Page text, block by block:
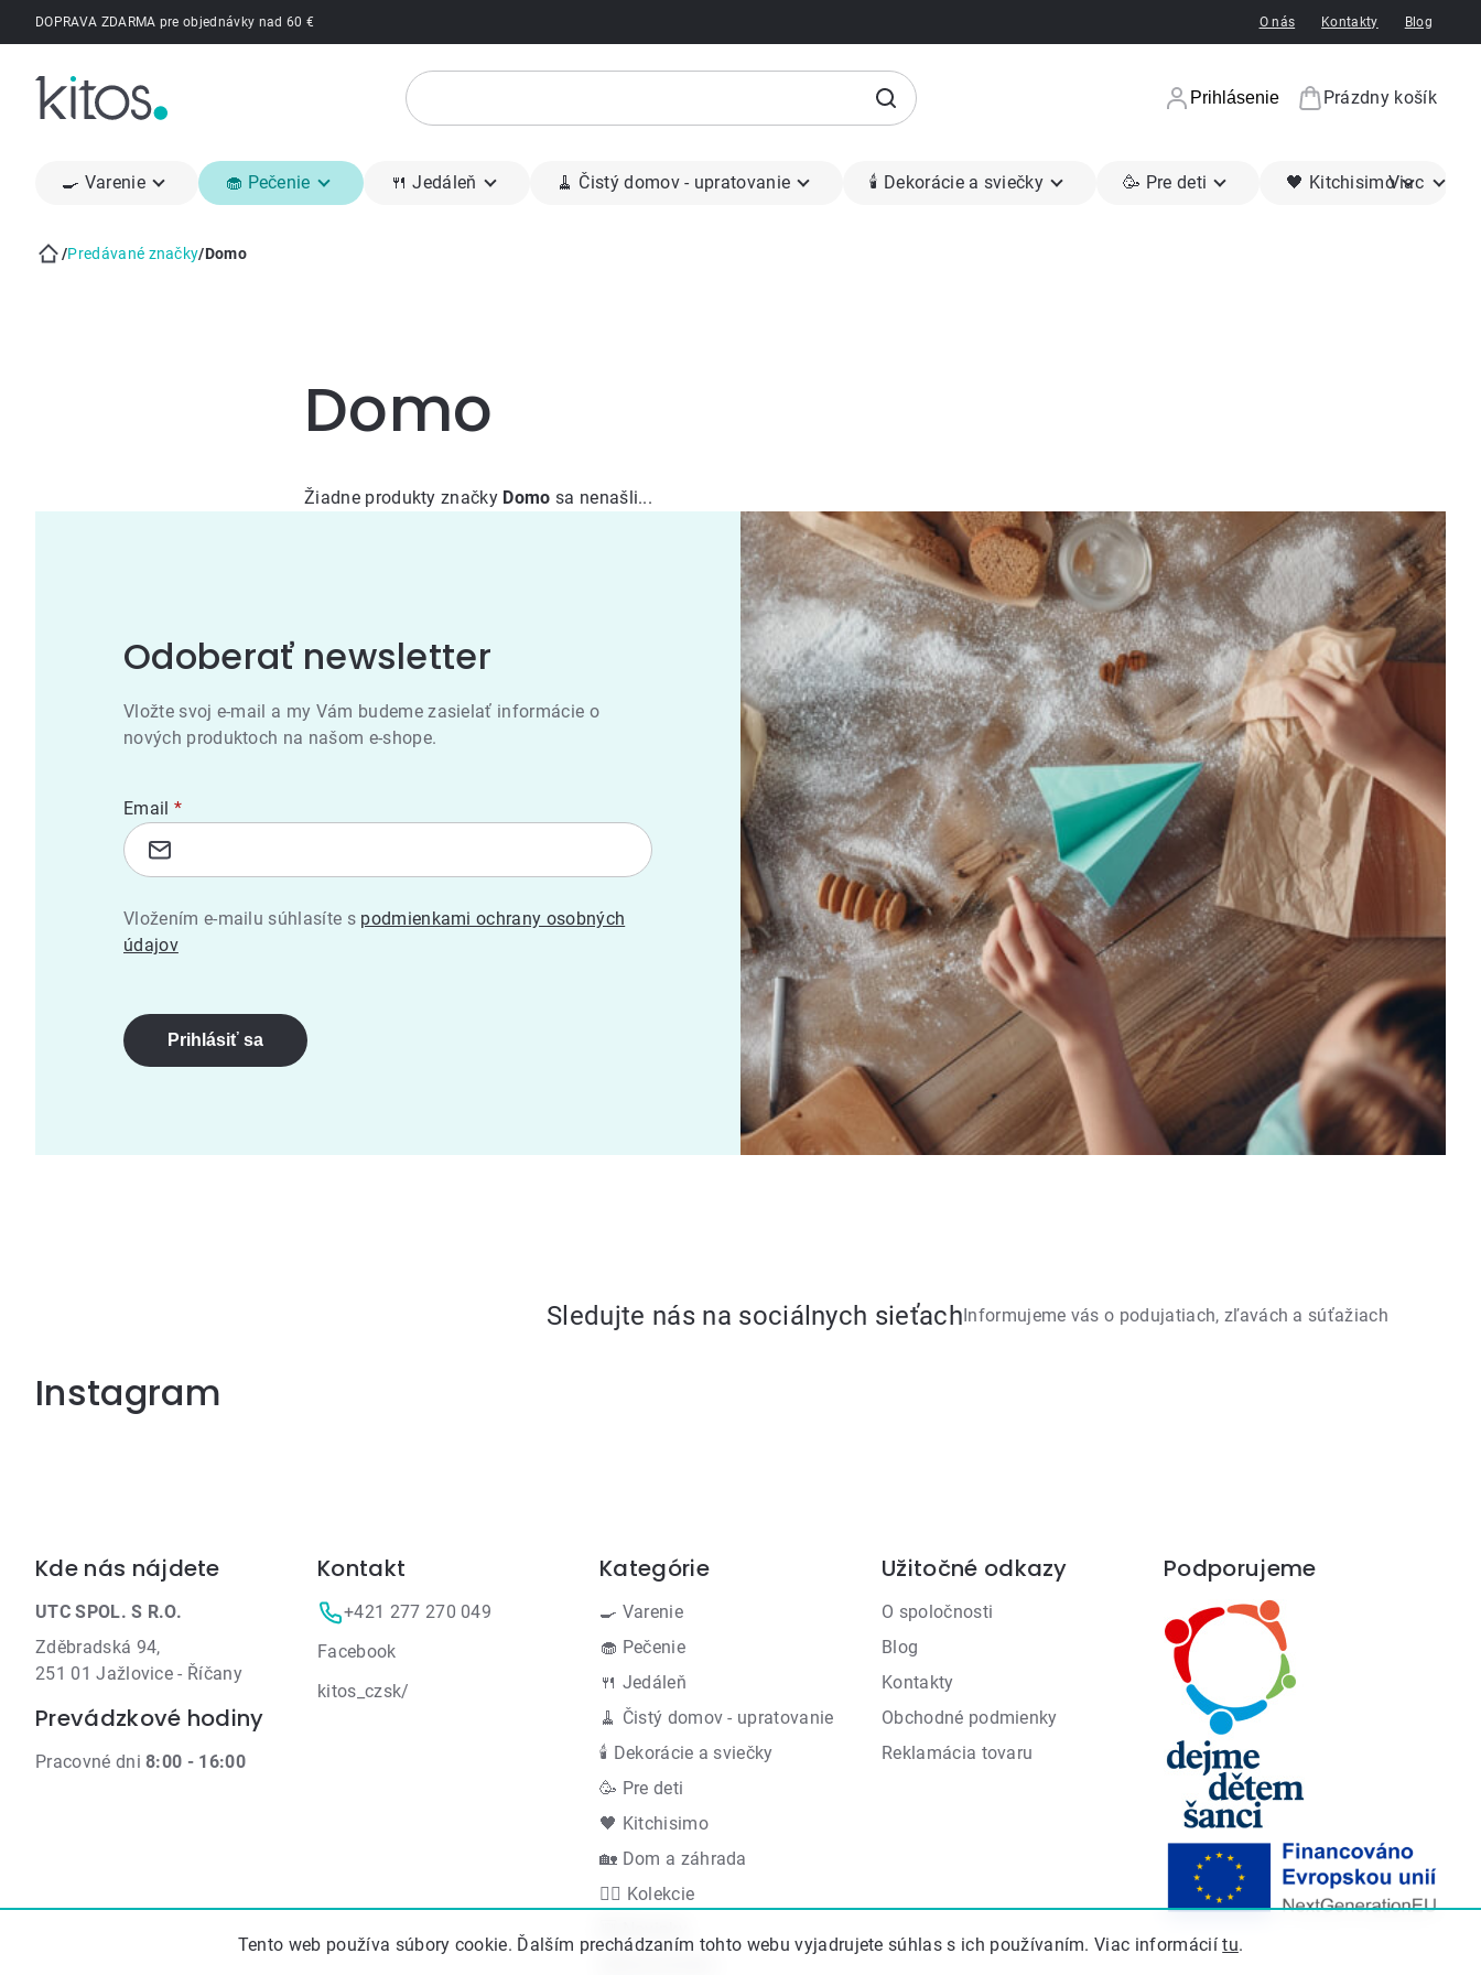
Tento web používa súbory cookie. Ďalším prechádzaním tohto webu vyjadrujete súhlas s ich používaním. Viac informáciítu.
PrejsťDOPRAVA ZDARMA pre objednávky nad 60 € O nás Kontakty Blog
Prihlásenie
Nákupný
Prázdny košík
🍳 Varenie 🧁 Pečenie 🍴 Jedáleň 🧹 Čistý domov - upratovanie 🕯 Dekorácie a sviečky 🥳 Pre deti 🖤 KitchisimoViac
/Predávané značky/Domo
Domo
Žiadne produkty značky Domo sa nenašli...
Odoberať newsletter
Vložte svoj e-mail a my Vám budeme zasielať informácie o
nových produktoch na našom e-shope.
Email
Vložením e-mailu súhlasíte s podmienkami ochrany osobných
údajov
Prihlásiť sa
Sledujte nás na sociálnych sieťachInformujeme vás o podujatiach, zľavách a súťažiach
Instagram
Zápätie
Kde nás nájdete
UTC SPOL. S R.O.
Zděbradská 94,
251 01 Jažlovice - Říčany
Prevádzkové hodiny
Pracovné dni8:00 - 16:00
Kontakt
+421 277 270 049
Facebook
kitos_czsk/
Preskočiť
Kategórie
🍳 Varenie
🧁 Pečenie
🍴 Jedáleň
🧹 Čistý domov - upratovanie
🕯 Dekorácie a sviečky
🥳 Pre deti
🖤 Kitchisimo
🏡 Dom a záhrada
👍🏻 Kolekcie
Užitočné odkazy
O spoločnosti
Blog
Kontakty
Obchodné podmienky
Reklamácia tovaru
Podporujeme